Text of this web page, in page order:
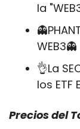
la
👻
WEB3👻
👌La
los ETF
Precios del